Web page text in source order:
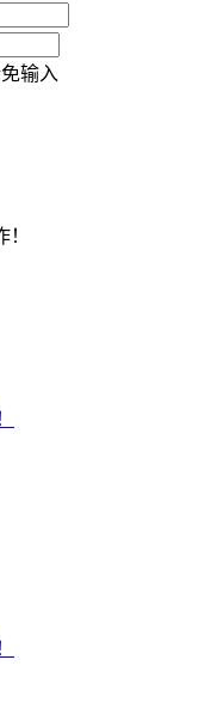
输入